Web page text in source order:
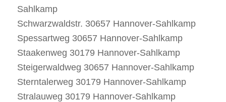
Sahlkamp
Schwarzwaldstr. 30657 Hannover-Sahlkamp
Spessartweg 30657 Hannover-Sahlkamp
Staakenweg 30179 Hannover-Sahlkamp
Steigerwaldweg 30657 Hannover-Sahlkamp
Sterntalerweg 30179 Hannover-Sahlkamp
Stralauweg 30179 Hannover-Sahlkamp